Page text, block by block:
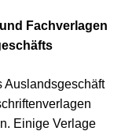
Fachverlagen
Auslandsgeschäft
Einige Verlage